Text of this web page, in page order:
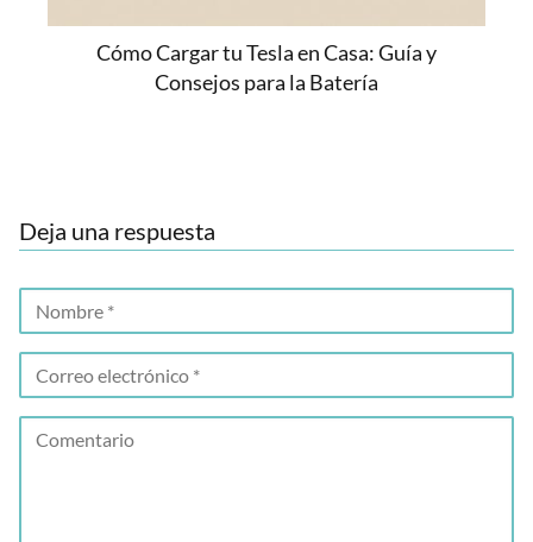
Cómo Cargar tu Tesla en Casa: Guía y
Consejos para la Batería
Deja una respuesta